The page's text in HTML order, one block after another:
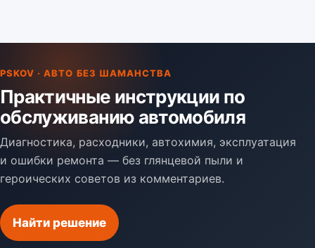
PSKOV · АВТО БЕЗ ШАМАНСТВА
Практичные инструкции по
обслуживанию автомобиля
Диагностика, расходники, автохимия, эксплуатация
и ошибки ремонта — без глянцевой пыли и
героических советов из комментариев.
Найти решение